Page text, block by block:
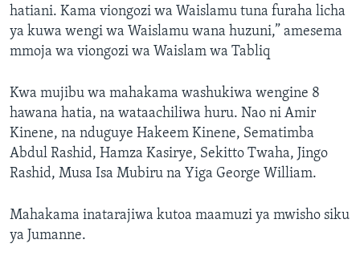
hatiani. Kama viongozi wa Waislamu tuna furaha licha
ya kuwa wengi wa Waislamu wana huzuni,” amesema
mmoja wa viongozi wa Waislam wa Tabliq
Kwa mujibu wa mahakama washukiwa wengine 8
hawana hatia, na wataachiliwa huru. Nao ni Amir
Kinene, na nduguye Hakeem Kinene, Sematimba
Abdul Rashid, Hamza Kasirye, Sekitto Twaha, Jingo
Rashid, Musa Isa Mubiru na Yiga George William.
Mahakama inatarajiwa kutoa maamuzi ya mwisho siku
ya Jumanne.